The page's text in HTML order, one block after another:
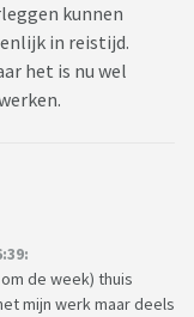
kunnen
in reistijd.
het is nu wel
de week) thuis
mijn werk maar deels